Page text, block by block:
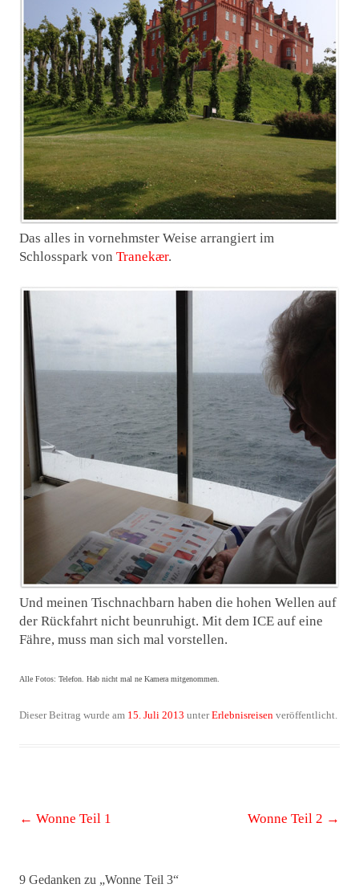
Das alles in vornehmster Weise arrangiert im
Schlosspark von Tranekær.
Und meinen Tischnachbarn haben die hohen Wellen auf
der Rückfahrt nicht beunruhigt. Mit dem ICE auf eine
Fähre, muss man sich mal vorstellen.
Alle Fotos: Telefon. Hab nicht mal ne Kamera mitgenommen.
Dieser Beitrag wurde am 15. Juli 2013 unterErlebnisreisen veröffentlicht.
Beitrags-
← Wonne Teil 1 Wonne Teil 2 →
9 Gedanken zu „Wonne Teil 3“